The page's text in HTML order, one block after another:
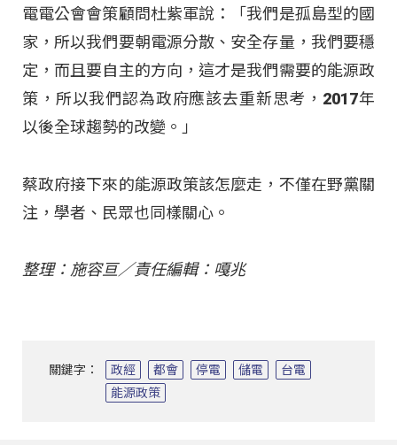
電電公會會策顧問杜紫軍說：「我們是孤島型的國
家，所以我們要朝電源分散、安全存量，我們要穩
定，而且要自主的方向，這才是我們需要的能源政
策，所以我們認為政府應該去重新思考，2017年
以後全球趨勢的改變。」
蔡政府接下來的能源政策該怎麼走，不僅在野黨關
注，學者、民眾也同樣關心。
整理：施容亘／責任編輯：嘎兆
關鍵字： 政經 都會 停電 儲電
台電
能源政策